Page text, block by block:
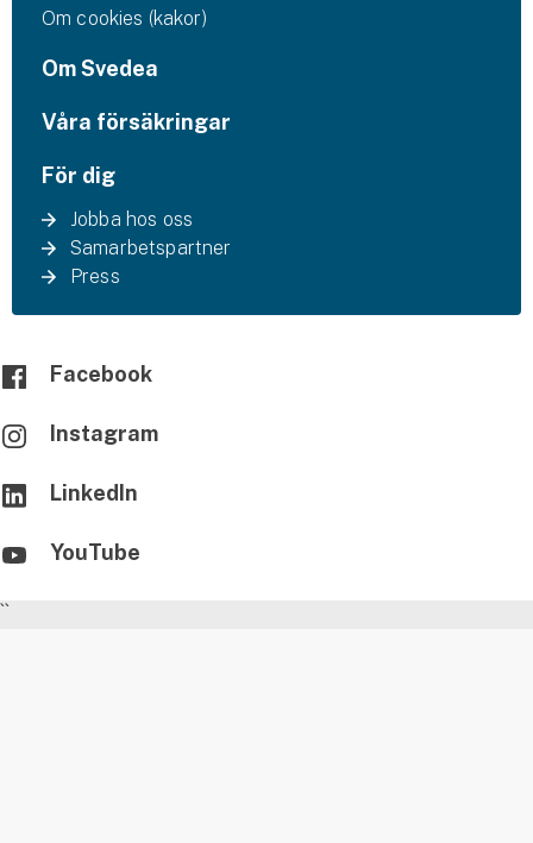
Om cookies (kakor)
Om Svedea
Våra försäkringar
För dig
Jobba hos oss
Samarbetspartner
Press
Facebook
Instagram
LinkedIn
YouTube
``